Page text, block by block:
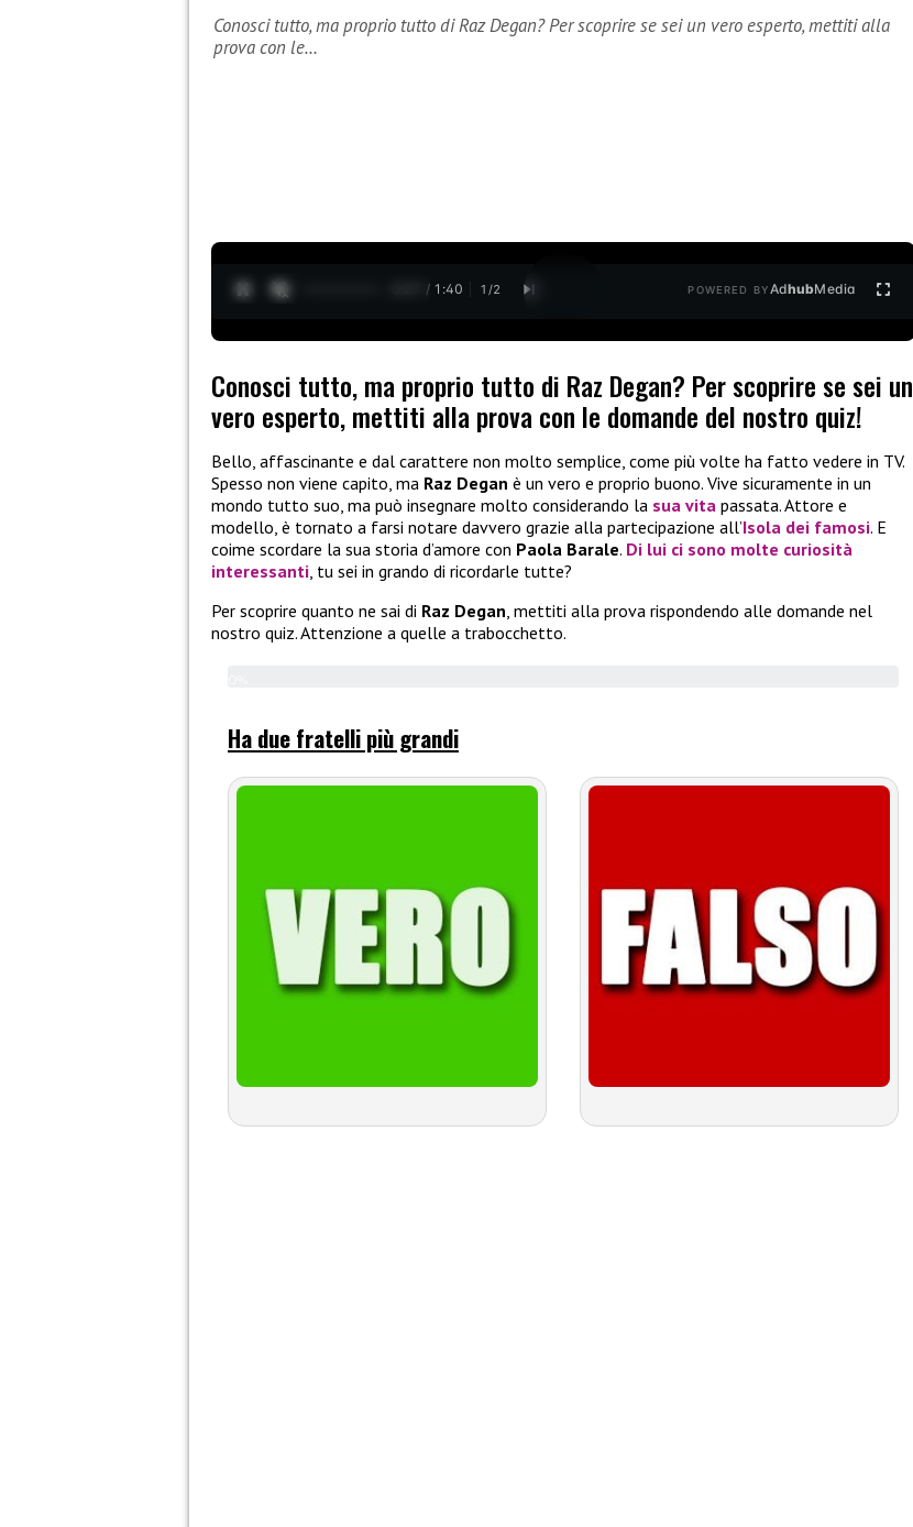
Conosci tutto, ma proprio tutto di Raz Degan? Per scoprire se sei un vero esperto, mettiti alla
prova con le…
0:28 / 1:40 1 /2 POWERED BYAdhubMedia
Conosci tutto, ma proprio tutto di Raz Degan? Per scoprire se sei un
vero esperto, mettiti alla prova con le domande del nostro quiz!
Bello, affascinante e dal carattere non molto semplice, come più volte ha fatto vedere in TV.
Spesso non viene capito, ma Raz Degan è un vero e proprio buono. Vive sicuramente in un
mondo tutto suo, ma può insegnare molto considerando la sua vita passata. Attore e
modello, è tornato a farsi notare davvero grazie alla partecipazione all’Isola dei famosi. E
coime scordare la sua storia d’amore con Paola Barale. Di lui ci sono molte curiosità
interessanti, tu sei in grando di ricordarle tutte?
Per scoprire quanto ne sai di Raz Degan, mettiti alla prova rispondendo alle domande nel
nostro quiz. Attenzione a quelle a trabocchetto.
Ha due fratelli più grandi